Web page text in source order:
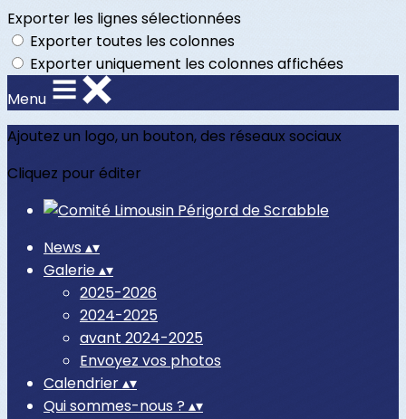
Exporter les lignes sélectionnées
Exporter toutes les colonnes
Exporter uniquement les colonnes affichées
Menu
Ajoutez un logo, un bouton, des réseaux sociaux
Cliquez pour éditer
News ▴▾
Galerie▴▾
2025-2026
2024-2025
avant 2024-2025
Envoyez vos photos
Calendrier▴▾
Qui sommes-nous ? ▴▾